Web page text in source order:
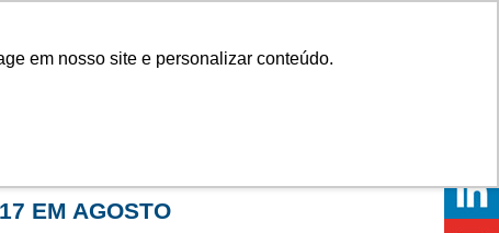
em nosso site e personalizar conteúdo.
EM AGOSTO